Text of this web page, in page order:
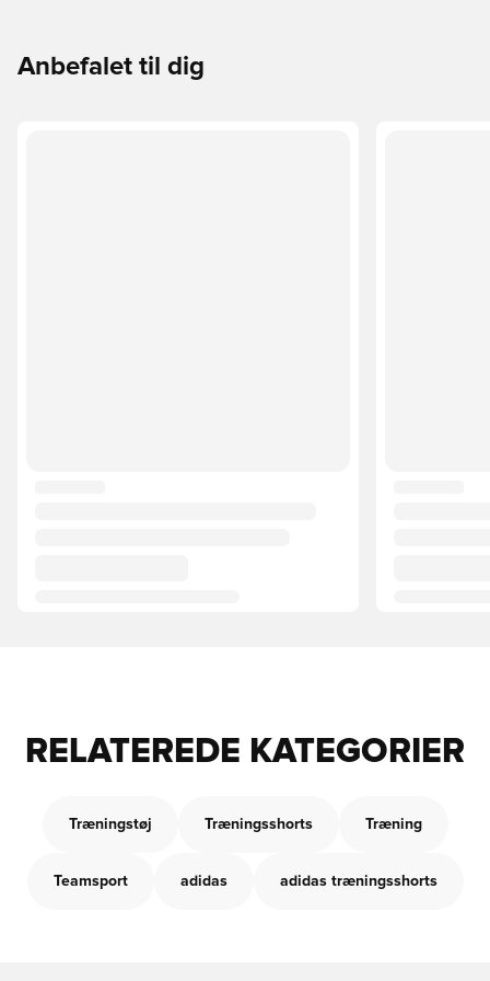
Anbefalet til dig
RELATEREDE KATEGORIER
Træningstøj Træningsshorts Træning
Teamsport adidas adidas træningsshorts